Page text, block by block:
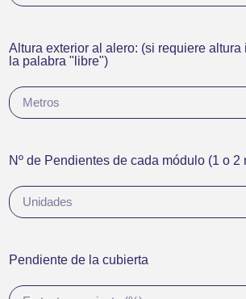
Altura exterior al alero: (si requiere
la palabra "libre")
Nº de Pendientes de cada módulo (1 o 2
Pendiente de la cubierta